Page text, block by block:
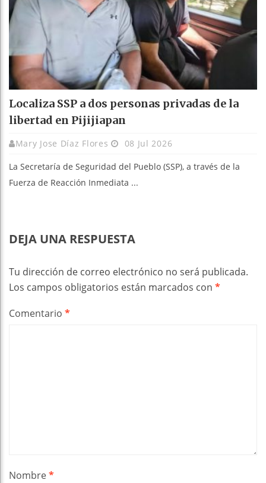
Localiza SSP a dos personas privadas de la
libertad en Pijijiapan
Mary Jose Díaz Flores 08 Jul 2026
La Secretaría de Seguridad del Pueblo (SSP), a través de la
Fuerza de Reacción Inmediata ...
DEJA UNA RESPUESTA
Tu dirección de correo electrónico no será publicada.
Los campos obligatorios están marcados con *
Comentario *
Nombre*